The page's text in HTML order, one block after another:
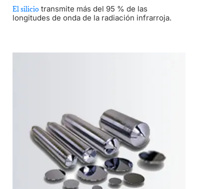
El silicio transmite más del 95 % de las
longitudes de onda de la radiación infrarroja.